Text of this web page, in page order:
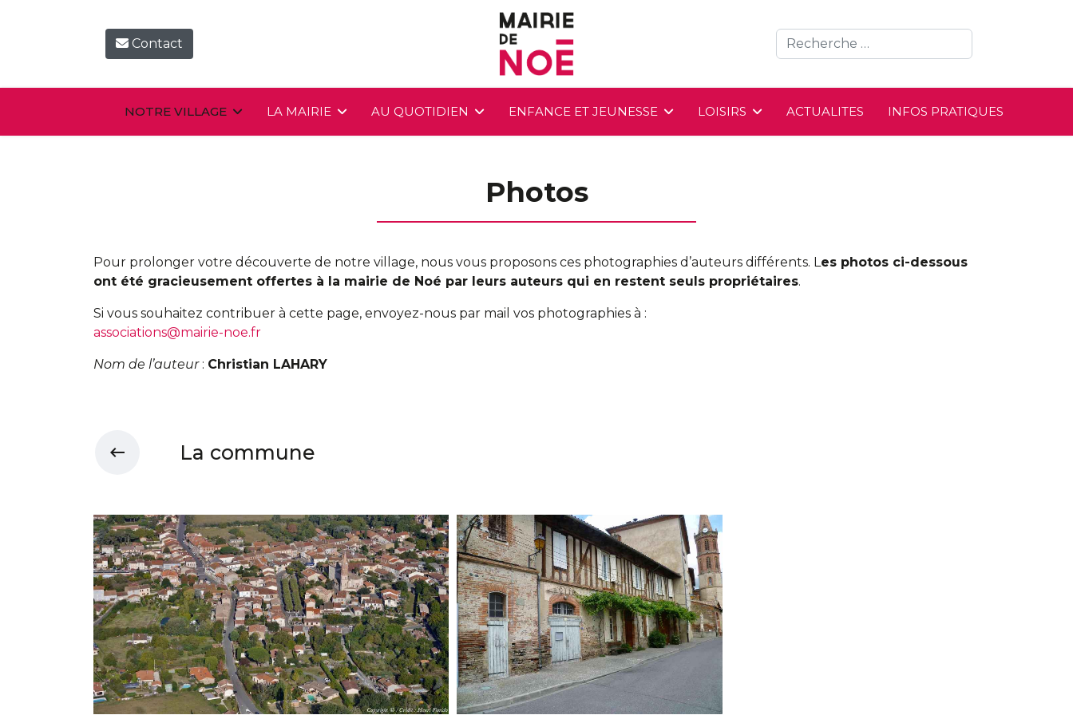
Contact
NOTRE VILLAGE LA MAIRIE AU QUOTIDIEN ENFANCE ET JEUNESSE LOISIRS ACTUALITES INFOS PRATIQUES
Photos
Pour prolonger votre découverte de notre village, nous vous proposons ces photographies d’auteurs différents. Les photos ci-dessous
ont été gracieusement offertes à la mairie de Noé par leurs auteurs qui en restent seuls propriétaires.
Si vous souhaitez contribuer à cette page, envoyez-nous par mail vos photographies à :
associations@mairie-noe.fr
Nom de l’auteur: Christian LAHARY
La commune